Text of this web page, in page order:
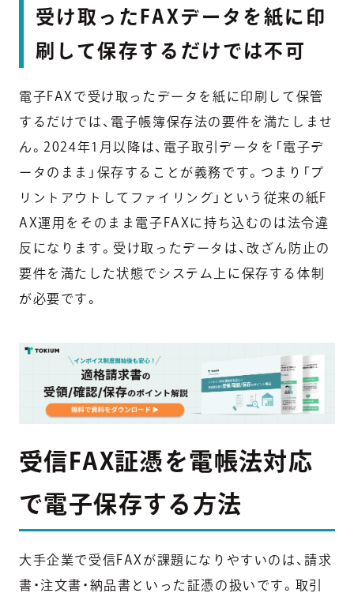
受け取ったFAXデータを紙に印
刷して保存するだけでは不可
電子FAXで受け取ったデータを紙に印刷して保管
するだけでは、電子帳簿保存法の要件を満たしませ
ん。2024年1月以降は、電子取引データを「電子デ
ータのまま」保存することが義務です。つまり「プ
リントアウトしてファイリング」という従来の紙F
AX運用をそのまま電子FAXに持ち込むのは法令違
反になります。受け取ったデータは、改ざん防止の
要件を満たした状態でシステム上に保存する体制
が必要です。
受信FAX証憑を電帳法対応
で電子保存する方法
大手企業で受信FAXが課題になりやすいのは、請求
書・注文書・納品書といった証憑の扱いです。取引